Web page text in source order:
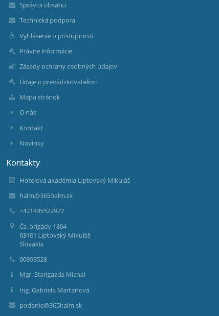
Správca obsahu
Technická podpora
Vyhlásenie o prístupnosti
Právne informácie
Zásady ochrany osobných údajov
Údaje o prevádzkovateľovi
Mapa stránok
O nás
Kontakt
Novinky
Kontakty
Hotelová akadémia Liptovský Mikuláš
halm@365halm.sk
+421445522972
Čs. brigády 1804
03101 Liptovský Mikuláš
Slovakia
00893528
Mgr. Starigazda Michal
Ing. Gabriela Martanová
podanie@365halm.sk